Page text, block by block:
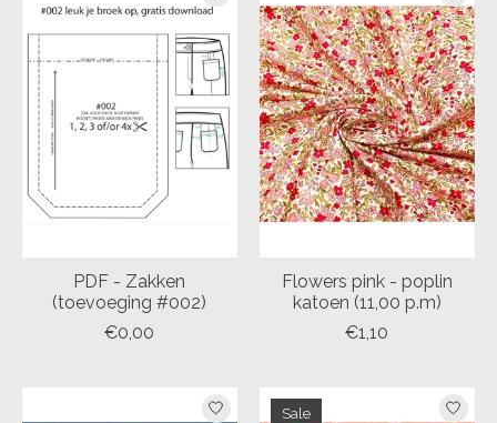
PDF - Zakken
(toevoeging #002)
€0,00
Flowers pink - poplin
katoen (11,00 p.m)
€1,10
Sale